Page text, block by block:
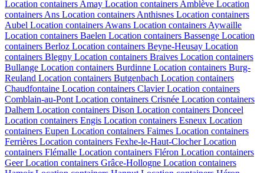
Location containers Amay Location containers Amblève Location
containers Ans Location containers Anthisnes Location containers
Aubel Location containers Awans Location containers Aywaille
Location containers Baelen Location containers Bassenge Location
containers Berloz Location containers Beyne-Heusay Location
containers Blegny Location containers Braives Location containers
Bullange Location containers Burdinne Location containers Burg-
Reuland Location containers Butgenbach Location containers
Chaudfontaine Location containers Clavier Location containers
Comblain-au-Pont Location containers Crisnée Location containers
Dalhem Location containers Dison Location containers Donceel
Location containers Engis Location containers Esneux Location
containers Eupen Location containers Faimes Location containers
Ferrières Location containers Fexhe-le-Haut-Clocher Location
containers Flémalle Location containers Fléron Location containers
Geer Location containers Grâce-Hollogne Location containers